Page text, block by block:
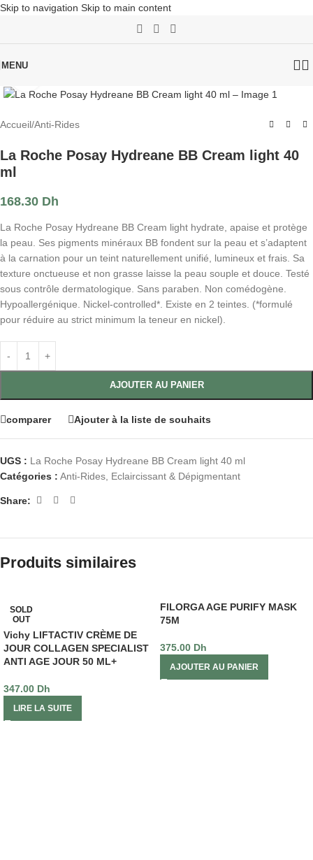
Skip to navigation Skip to main content
MENU
Accueil/Anti-Rides
La Roche Posay Hydreane BB Cream light 40
ml
168.30 Dh
La Roche Posay Hydreane BB Cream light hydrate, apaise et protège
la peau. Ses pigments minéraux BB fondent sur la peau et s’adaptent
à la carnation pour un teint naturellement unifié, lumineux et frais. Sa
texture onctueuse et non grasse laisse la peau souple et douce. Testé
sous contrôle dermatologique. Sans paraben. Non comédogène.
Hypoallergénique. Nickel-controlled*. Existe en 2 teintes. (*formulé
pour réduire au strict minimum la teneur en nickel).
AJOUTER AU PANIER
comparer Ajouter à la liste de souhaits
UGS : La Roche Posay Hydreane BB Cream light 40 ml
Catégories : Anti-Rides, Eclaircissant & Dépigmentant
Share:
Produits similaires
SOLD
OUT
Vichy LIFTACTIV CRÈME DE
JOUR COLLAGEN SPECIALIST
ANTI AGE JOUR 50 ML+
347.00 Dh
LIRE LA SUITE
FILORGA AGE PURIFY MASK
75M
375.00 Dh
AJOUTER AU PANIER